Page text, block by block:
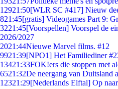
12921:50[WLR SC #417] Nieuw
821:45[gratis] Videogames Part 9:
3221:45[Voorspellen] Voorspel de
2026/2027
2021:44Nieuwe Marvel films. #12
9921:39[NPO1] Het Familiediner
13421:33FOK!ers die stoppen met
6521:32De neergang van Duitsland
12321:29[Nederlands Elftal] Op